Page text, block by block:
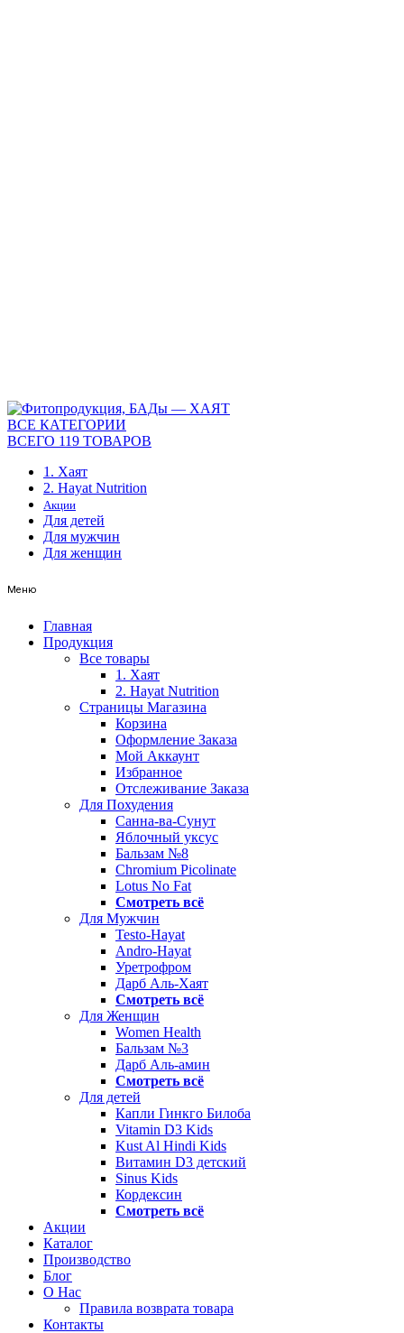
ВСЕ КАТЕГОРИИ
ВСЕГО 119 ТОВАРОВ
1. Хаят
2. Hayat Nutrition
Акции
Для детей
Для мужчин
Для женщин
Меню
Главная
Продукция
Все товары
1. Хаят
2. Hayat Nutrition
Страницы Магазина
Корзина
Оформление Заказа
Мой Аккаунт
Избранное
Отслеживание Заказа
Для Похудения
Санна-ва-Сунут
Яблочный уксус
Бальзам №8
Chromium Picolinate
Lotus No Fat
Смотреть всё
Для Мужчин
Testo-Hayat
Andro-Hayat
Уретрофром
Дарб Аль-Хаят
Смотреть всё
Для Женщин
Women Health
Бальзам №3
Дарб Аль-амин
Смотреть всё
Для детей
Капли Гинкго Билоба
Vitamin D3 Kids
Kust Al Hindi Kids
Витамин D3 детский
Sinus Kids
Кордексин
Смотреть всё
Акции
Каталог
Производство
Блог
О Нас
Правила возврата товара
Контакты